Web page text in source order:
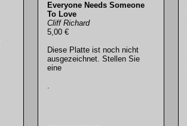
Everyone Needs Someone
To Love
Cliff Richard
5,00 €
Diese Platte ist noch nicht
ausgezeichnet. Stellen Sie
eine
.